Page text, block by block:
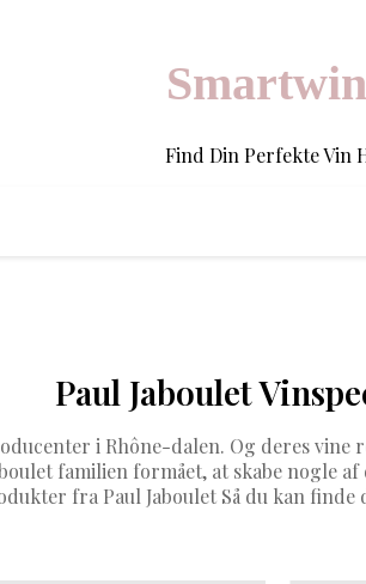
Find Din Perfekte Vin
Paul Jaboulet
i Rhône-dalen. Og deres
familien formået, at skabe nogle
fra Paul Jaboulet Så du kan